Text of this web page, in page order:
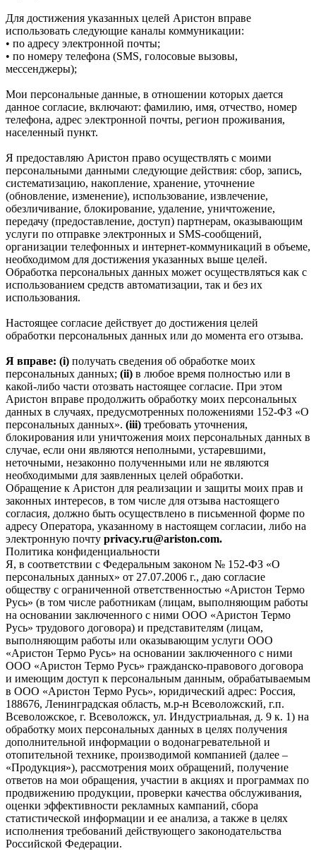
Для достижения указанных целей Аристон вправе
использовать следующие каналы коммуникации:
• по адресу электронной почты;
• по номеру телефона (SMS, голосовые вызовы,
мессенджеры);
Мои персональные данные, в отношении которых дается
данное согласие, включают: фамилию, имя, отчество, номер
телефона, адрес электронной почты, регион проживания,
населенный пункт.
Я предоставляю Аристон право осуществлять с моими
персональными данными следующие действия: сбор, запись,
систематизацию, накопление, хранение, уточнение
(обновление, изменение), использование, извлечение,
обезличивание, блокирование, удаление, уничтожение,
передачу (предоставление, доступ) партнерам, оказывающим
услуги по отправке электронных и SMS‑сообщений,
организации телефонных и интернет‑коммуникаций в объеме,
необходимом для достижения указанных выше целей.
Обработка персональных данных может осуществляться как с
использованием средств автоматизации, так и без их
использования.
Настоящее согласие действует до достижения целей
обработки персональных данных или до момента его отзыва.
Я вправе: (i) получать сведения об обработке моих
персональных данных; (ii) в любое время полностью или в
какой-либо части отозвать настоящее согласие. При этом
Аристон вправе продолжить обработку моих персональных
данных в случаях, предусмотренных положениями 152-ФЗ «О
персональных данных». (iii) требовать уточнения,
блокирования или уничтожения моих персональных данных в
случае, если они являются неполными, устаревшими,
неточными, незаконно полученными или не являются
необходимыми для заявленных целей обработки.
Обращение к Аристон для реализации и защиты моих прав и
законных интересов, в том числе для отзыва настоящего
согласия, должно быть осуществлено в письменной форме по
адресу Оператора, указанному в настоящем согласии, либо на
электронную почту privacy.ru@ariston.com.
Политика конфиденциальности
Я, в соответствии с Федеральным законом № 152-ФЗ «О
персональных данных» от 27.07.2006 г., даю согласие
обществу с ограниченной ответственностью «Аристон Термо
Русь» (в том числе работникам (лицам, выполняющим работы
на основании заключенного с ними ООО «Аристон Термо
Русь» трудового договора) и представителям (лицам,
выполняющим работы или оказывающим услуги ООО
«Аристон Термо Русь» на основании заключенного с ними
ООО «Аристон Термо Русь» гражданско-правового договора
и имеющим доступ к персональным данным, обрабатываемым
в ООО «Аристон Термо Русь», юридический адрес: Россия,
188676, Ленинградская область, м.р-н Всеволожский, г.п.
Всеволожское, г. Всеволожск, ул. Индустриальная, д. 9 к. 1) на
обработку моих персональных данных в целях получения
дополнительной информации о водонагревательной и
отопительной технике, производимой компанией (далее –
«Продукция»), рассмотрения моих обращений, получение
ответов на мои обращения, участии в акциях и программах по
продвижению продукции, проверки качества обслуживания,
оценки эффективности рекламных кампаний, сбора
статистической информации и ее анализа, а также в целях
исполнения требований действующего законодательства
Российской Федерации.